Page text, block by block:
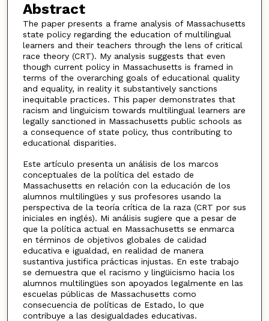
Abstract
The paper presents a frame analysis of Massachusetts
state policy regarding the education of multilingual
learners and their teachers through the lens of critical
race theory (CRT). My analysis suggests that even
though current policy in Massachusetts is framed in
terms of the overarching goals of educational quality
and equality, in reality it substantively sanctions
inequitable practices. This paper demonstrates that
racism and linguicism towards multilingual learners are
legally sanctioned in Massachusetts public schools as
a consequence of state policy, thus contributing to
educational disparities.
Este artículo presenta un análisis de los marcos
conceptuales de la política del estado de
Massachusetts en relación con la educación de los
alumnos multilingües y sus profesores usando la
perspectiva de la teoría crítica de la raza (CRT por sus
iniciales en inglés). Mi análisis sugiere que a pesar de
que la política actual en Massachusetts se enmarca
en términos de objetivos globales de calidad
educativa e igualdad, en realidad de manera
sustantiva justifica prácticas injustas. En este trabajo
se demuestra que el racismo y lingüicismo hacia los
alumnos multilingües son apoyados legalmente en las
escuelas públicas de Massachusetts como
consecuencia de políticas de Estado, lo que
contribuye a las desigualdades educativas.